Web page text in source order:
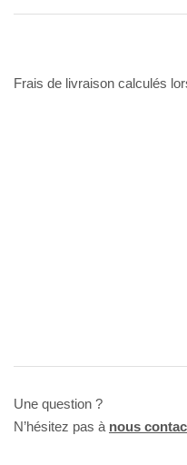
Frais de livraison calculés
Une question ?
N’hésitez pas à nous